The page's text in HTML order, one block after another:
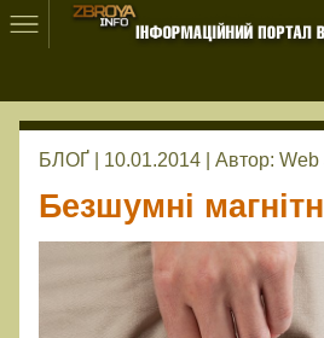
БЛОҐ | 10.01.2014 | Автор: Web
Безшумні